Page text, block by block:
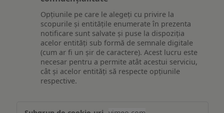
Opțiunile pe care le alegeți cu privire la
scopurile și entitățile enumerate în prezenta
notificare sunt salvate și puse la dispoziția
acelor entități sub formă de semnale digitale
(cum ar fi un șir de caractere). Acest lucru este
necesar pentru a permite atât acestui serviciu,
cât și acelor entități să respecte opțiunile
respective.